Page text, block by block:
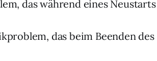
das während eines
das beim Beenden